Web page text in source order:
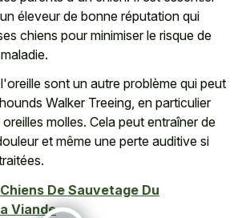
éleveur de bonne réputation qui
chiens pour minimiser le risque de
sont un autre problème qui peut
Walker Treeing, en particulier
molles. Cela peut entraîner de
et même une perte auditive si
Chiens De Sauvetage Du
Viande